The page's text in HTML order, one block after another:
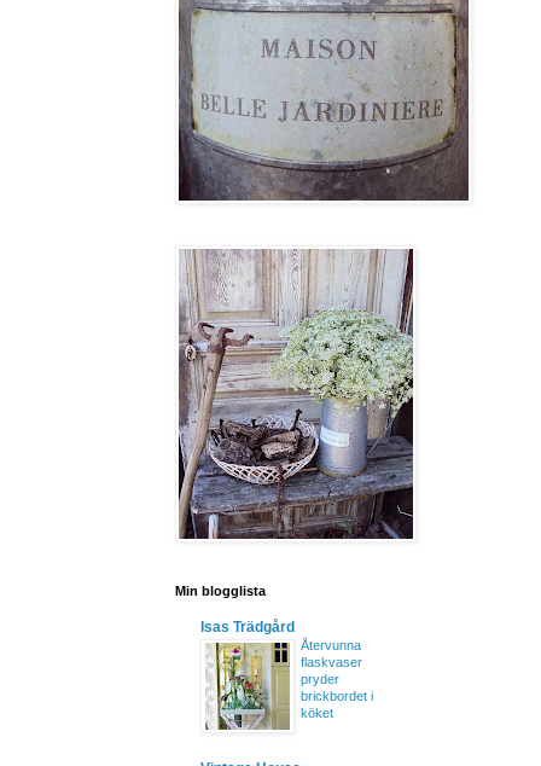
Min blogglista
Isas Trädgård
Återvunna
flaskvaser
pryder
brickbordet i
köket